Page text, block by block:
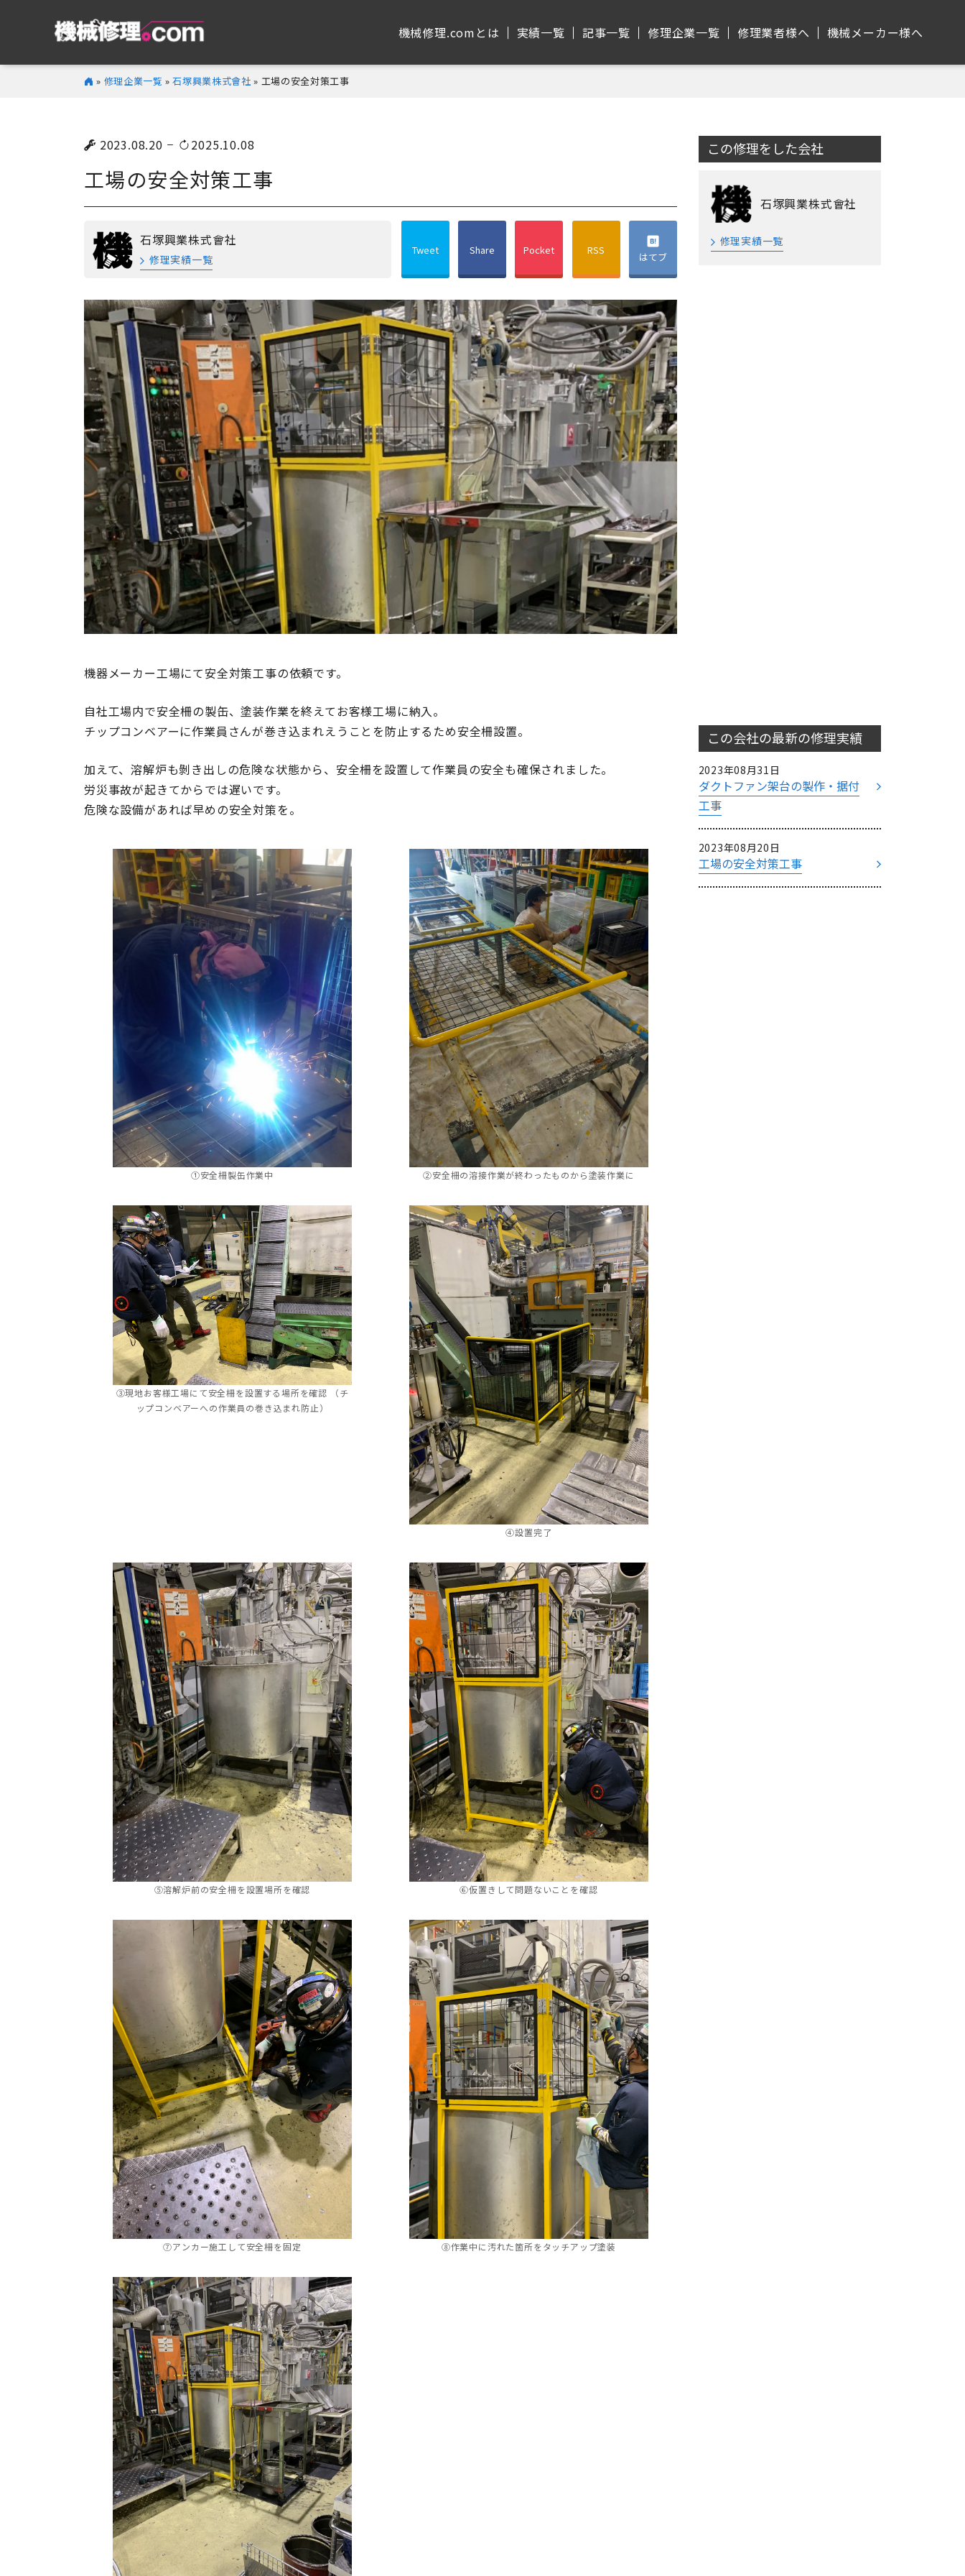
機械修理.comとは 実績⼀覧 記事⼀覧 修理企業⼀覧 修理業者様へ 機械メーカー様へ
» 修理企業一覧 »石塚興業株式會社 » 工場の安全対策工事
2023.08.20 2025.10.08
工場の安全対策工事
石塚興業株式會社
修理実績一覧
Tweet Share Pocket RSS はてブ
機器メーカー工場にて安全対策工事の依頼です。
自社工場内で安全柵の製缶、塗装作業を終えてお客様工場に納入。
チップコンベアーに作業員さんが巻き込まれえうことを防止するため安全柵設置。
加えて、溶解炉も剝き出しの危険な状態から、安全柵を設置して作業員の安全も確保されました。
労災事故が起きてからでは遅いです。
危険な設備があれば早めの安全対策を。
①安全柵製缶作業中 ②安全柵の溶接作業が終わったものから塗装作業に
➂現地お客様工場にて安全柵を設置する場所を確認 （チ
ップコンベアーへの作業員の巻き込まれ防止）
④設置完了
⑤溶解炉前の安全柵を設置場所を確認 ⑥仮置きして問題ないことを確認
⑦アンカー施工して安全柵を固定 ⑧作業中に汚れた箇所をタッチアップ塗装
この修理をした会社
石塚興業株式會社
修理実績一覧
この会社の最新の修理実績
2023年08月31日
ダクトファン架台の製作・据付
工事
2023年08月20日
工場の安全対策工事